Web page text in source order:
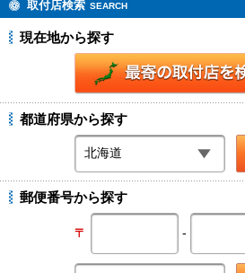
取付店検索 SEARCH
現在地から探す
都道府県から探す
郵便番号から探す
〒 -